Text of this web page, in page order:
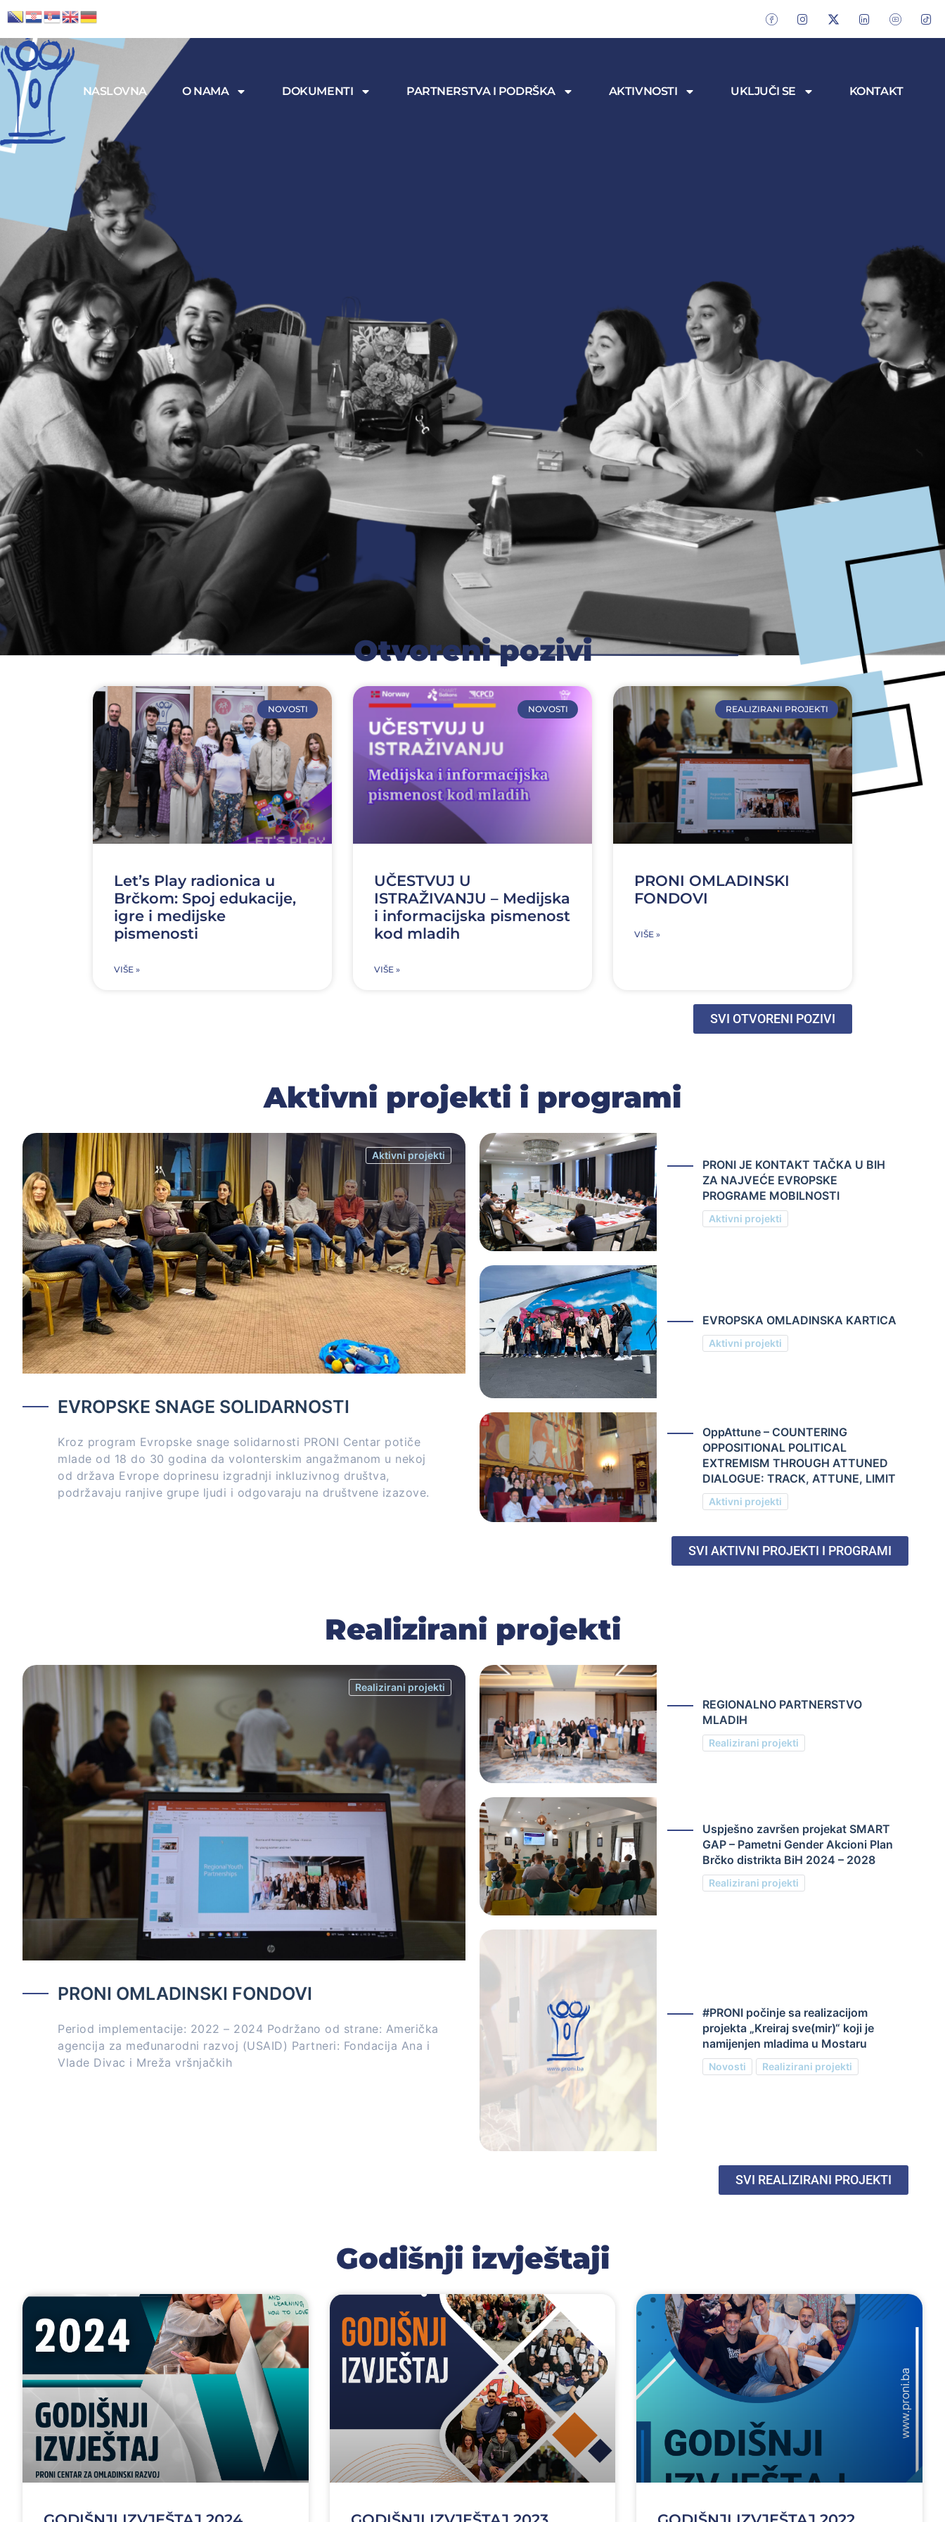
NASLOVNA O NAMA DOKUMENTI PARTNERSTVA I PODRŠKA AKTIVNOSTI UKLJUČI SE KONTAKT
Meni
Otvoreni pozivi
NOVOSTI
Let’s Play radionica u
Brčkom: Spoj edukacije,
igre i medijske
pismenosti
VIŠE »
NOVOSTI
UČESTVUJ U
ISTRAŽIVANJU – Medijska
i informacijska pismenost
kod mladih
VIŠE »
REALIZIRANI PROJEKTI
PRONI OMLADINSKI
FONDOVI
VIŠE »
SVI OTVORENI POZIVI
Aktivni projekti i programi
Aktivni projekti
EVROPSKE SNAGE SOLIDARNOSTI
Kroz program Evropske snage solidarnosti PRONI Centar potiče
mlade od 18 do 30 godina da volonterskim angažmanom u nekoj
od država Evrope doprinesu izgradnji inkluzivnog društva,
podržavaju ranjive grupe ljudi i odgovaraju na društvene izazove.
PRONI JE KONTAKT TAČKA U BIH
ZA NAJVEĆE EVROPSKE
PROGRAME MOBILNOSTI
Aktivni projekti
EVROPSKA OMLADINSKA KARTICA
Aktivni projekti
OppAttune – COUNTERING
OPPOSITIONAL POLITICAL
EXTREMISM THROUGH ATTUNED
DIALOGUE: TRACK, ATTUNE, LIMIT
Aktivni projekti
SVI AKTIVNI PROJEKTI I PROGRAMI
Realizirani projekti
Realizirani projekti
PRONI OMLADINSKI FONDOVI
Period implementacije: 2022 – 2024 Podržano od strane: Američka
agencija za međunarodni razvoj (USAID) Partneri: Fondacija Ana i
Vlade Divac i Mreža vršnjačkih
REGIONALNO PARTNERSTVO
MLADIH
Realizirani projekti
Uspješno završen projekat SMART
GAP – Pametni Gender Akcioni Plan
Brčko distrikta BiH 2024 – 2028
Realizirani projekti
#PRONI počinje sa realizacijom
projekta „Kreiraj sve(mir)“ koji je
namijenjen mladima u Mostaru
Novosti Realizirani projekti
SVI REALIZIRANI PROJEKTI
Godišnji izvještaji